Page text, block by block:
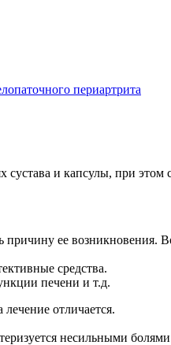
периартрита
и капсулы, при этом
причину ее
средства.
печени и т.д.
отличается.
несильными